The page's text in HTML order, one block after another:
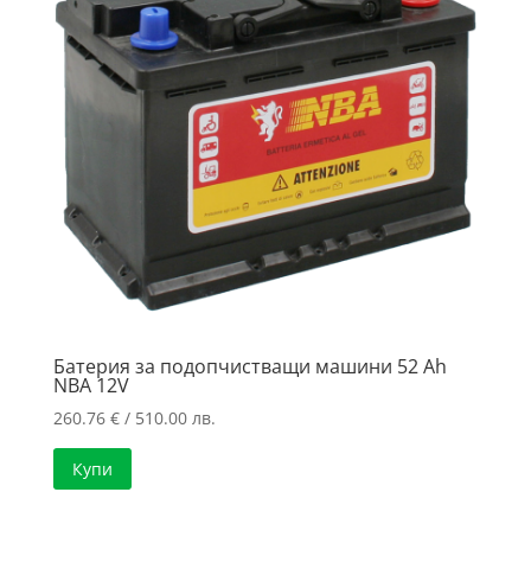
Батерия за подопчистващи машини 52 Ah
NBA 12V
260.76 €/ 510.00 лв.
Купи